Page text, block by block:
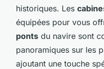
historiques. Les
équipées pour vous
ponts du navire sont
panoramiques sur les
ajoutant une touche